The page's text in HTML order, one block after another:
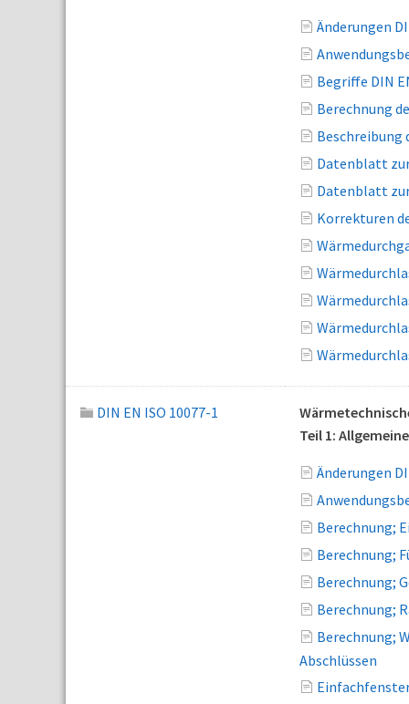
Änderungen
Begriffe DIN
Berechnung
Beschreibung
Datenblatt
Datenblatt
Korrekturen
DIN EN ISO 10077-1
Teil 1:
Änderungen
Berechnung;
Berechnung;
Berechnung;
Berechnung;
Berechnung;
Abschlüssen